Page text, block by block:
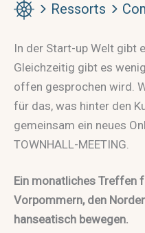
Ressorts
In der Start-up Welt gibt
Gleichzeitig gibt es
offen gesprochen wird.
für das, was hinter den
gemeinsam ein neues
TOWNHALL-MEETING.
Ein monatliches Treffen
Vorpommern, den
hanseatisch bewegen.